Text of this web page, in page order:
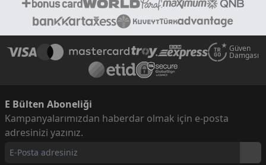
Güven
Damgası
E Bülten Aboneliği
Kampanyalarımızdan haberdar olmak için e-posta
adresinizi yazınız.